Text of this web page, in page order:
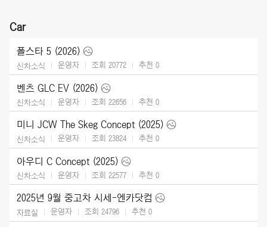
Car
폴스타 5 (2026)
신차소식 운영자 조회 20772 추천 0
벤츠 GLC EV (2026)
신차소식 운영자 조회 22656 추천 0
미니 JCW The Skeg Concept (2025)
신차소식 운영자 조회 23824 추천 0
아우디 C Concept (2025)
신차소식 운영자 조회 22577 추천 0
2025년 9월 중고차 시세-엔카닷컴
자료실 운영자 조회 24796 추천 0